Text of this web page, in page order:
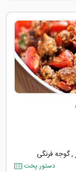
,گوجه ‌فرنگی
دستور پخت